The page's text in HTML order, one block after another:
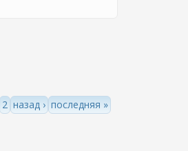
2 назад › последняя »